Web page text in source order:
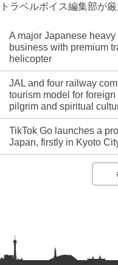
トラベルボイス編集部が
A major Japanese
business with premium
helicopter
JAL and four railway
tourism model for
pilgrim and spiritual
TikTok Go launches a
Japan, firstly in Kyoto